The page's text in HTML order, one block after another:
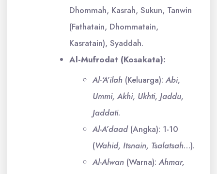
Dhommah, Kasrah, Sukun, Tanwin
(Fathatain, Dhommatain,
Kasratain), Syaddah.
Al-Mufrodat (Kosakata):
Al-‘A’ilah (Keluarga):Abi,
Ummi, Akhi, Ukhti, Jaddu,
Jaddati.
Al-A’daad(Angka): 1-10
(Wahid, Itsnain, Tsalatsah…).
Al-Alwan (Warna):Ahmar,